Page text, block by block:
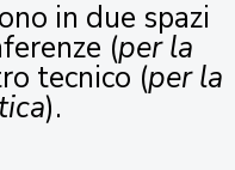
in due spazi
(per la
tecnico (per la
).